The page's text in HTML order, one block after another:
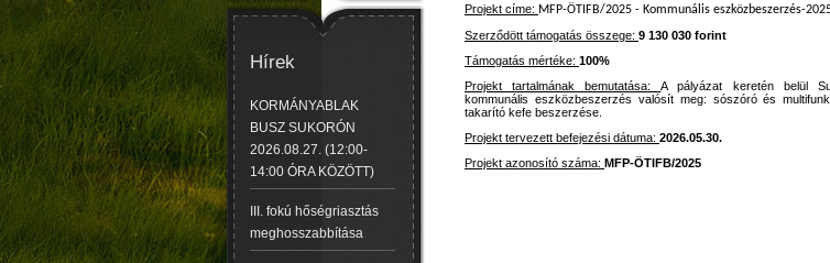
Hírek
KORMÁNYABLAK
BUSZ SUKORÓN
2026.08.27. (12:00-
14:00 ÓRA KÖZÖTT)
III. fokú hőségriasztás
meghosszabbítása
Projekt címe: MFP-ÖTIFB/2025 - Kommunális eszközbeszerzés-
Szerződött támogatás összege: 9 130 030 forint
Támogatás mértéke: 100%
Projekt tartalmának bemutatása:A pályázat keretén belül
kommunális eszközbeszerzés valósít meg: sószóró és
takarító kefe beszerzése.
Projekt tervezett befejezési dátuma: 2026.05.30.
Projekt azonosító száma: MFP-ÖTIFB/2025